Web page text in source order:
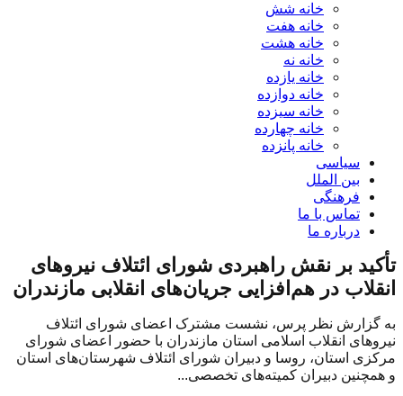
خانه شش
خانه هفت
خانه هشت
خانه نه
خانه یازده
خانه دوازده
خانه سیزده
خانه چهارده
خانه پانزده
سیاسی
بین الملل
فرهنگی
تماس با ما
درباره ما
تأکید بر نقش راهبردی شورای ائتلاف نیروهای
انقلاب در هم‌افزایی جریان‌های انقلابی مازندران
به گزارش نظر پرس، نشست مشترک اعضای شورای ائتلاف
نیروهای انقلاب اسلامی استان مازندران با حضور اعضای شورای
مرکزی استان، روسا و دبیران شورای ائتلاف شهرستان‌های استان
و همچنین دبیران کمیته‌های تخصصی...